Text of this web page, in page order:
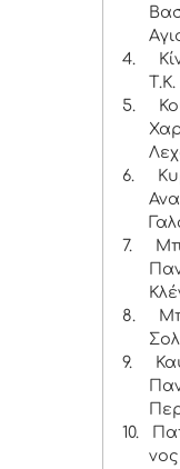
4.
5.
6.
7.
8.
9.
10.